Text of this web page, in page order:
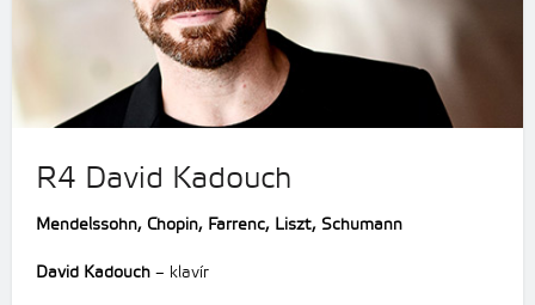
R4 David Kadouch
Mendelssohn, Chopin, Farrenc, Liszt, Schumann
David Kadouch – klavír